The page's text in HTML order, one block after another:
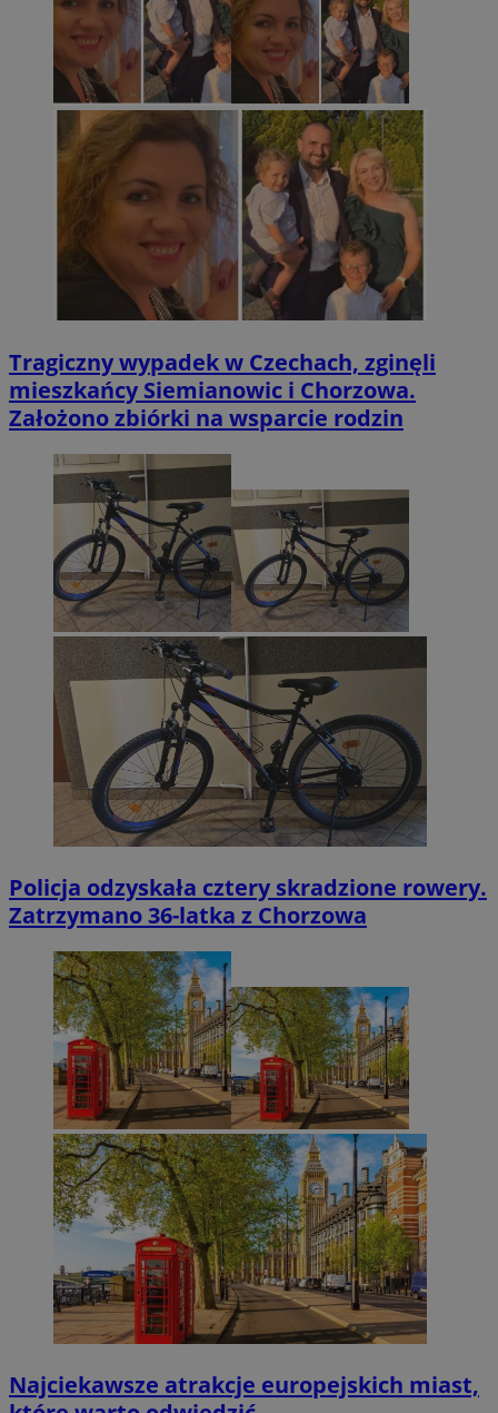
Tragiczny wypadek w Czechach, zginęli
mieszkańcy Siemianowic i Chorzowa.
Założono zbiórki na wsparcie rodzin
Policja odzyskała cztery skradzione rowery.
Zatrzymano 36-latka z Chorzowa
Najciekawsze atrakcje europejskich miast,